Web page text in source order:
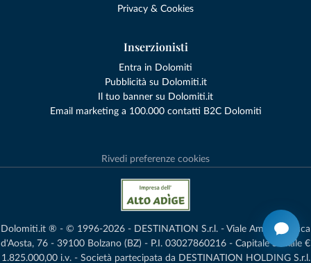
Privacy & Cookies
Inserzionisti
Entra in Dolomiti
Pubblicità su Dolomiti.it
Il tuo banner su Dolomiti.it
Email marketing a 100.000 contatti B2C Dolomiti
Rivedi preferenze cookies
Dolomiti.it ® - © 1996-2026 - DESTINATION S.r.l. - Viale Amedeo Duca
d'Aosta, 76 - 39100 Bolzano (BZ) - P.I. 03027860216 - Capitale Sociale €
1.825.000,00 i.v. - Società partecipata da DESTINATION HOLDING S.r.l.